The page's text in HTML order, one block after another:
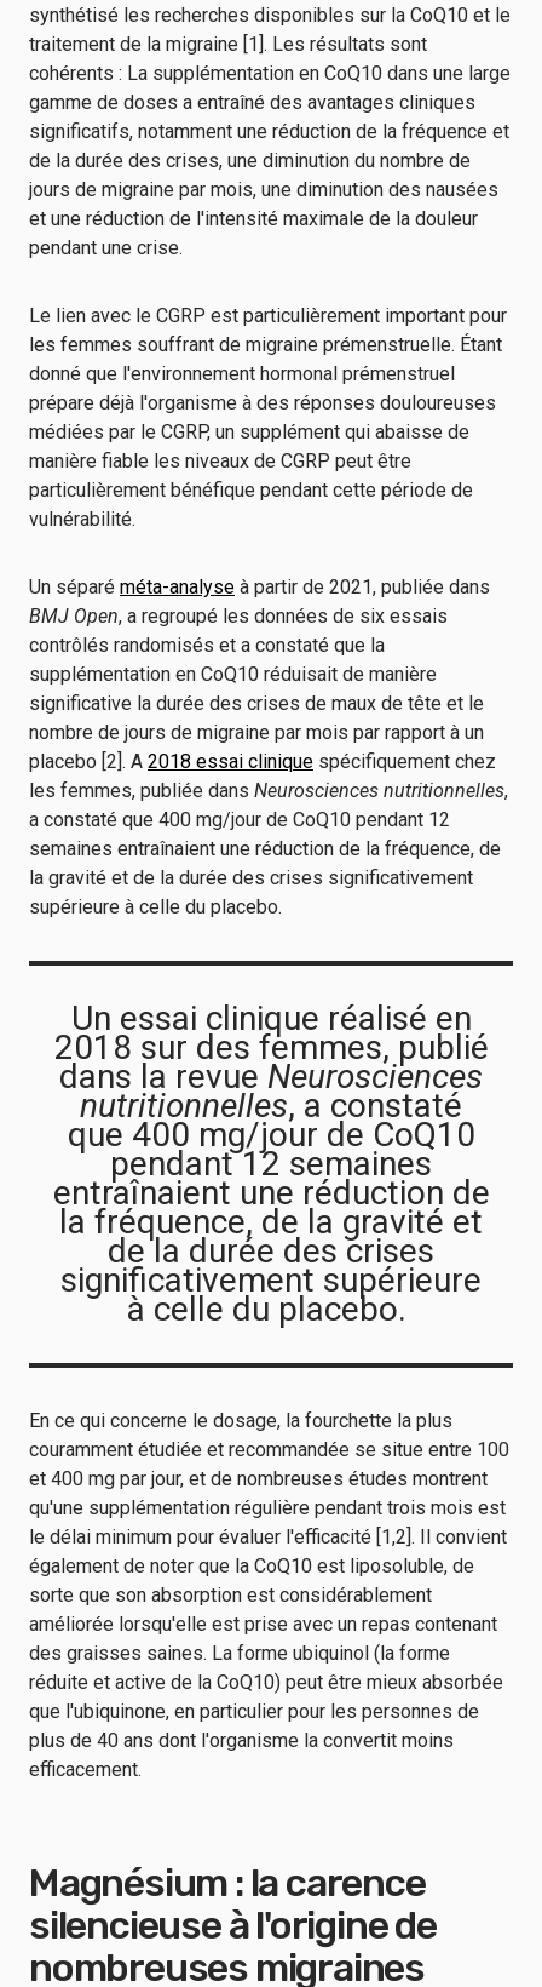
synthétisé les recherches disponibles sur la CoQ10 et le
traitement de la migraine [1]. Les résultats sont
cohérents : La supplémentation en CoQ10 dans une large
gamme de doses a entraîné des avantages cliniques
significatifs, notamment une réduction de la fréquence et
de la durée des crises, une diminution du nombre de
jours de migraine par mois, une diminution des nausées
et une réduction de l'intensité maximale de la douleur
pendant une crise.
Le lien avec le CGRP est particulièrement important pour
les femmes souffrant de migraine prémenstruelle. Étant
donné que l'environnement hormonal prémenstruel
prépare déjà l'organisme à des réponses douloureuses
médiées par le CGRP, un supplément qui abaisse de
manière fiable les niveaux de CGRP peut être
particulièrement bénéfique pendant cette période de
vulnérabilité.
Un séparé méta-analyse à partir de 2021, publiée dans
BMJ Open, a regroupé les données de six essais
contrôlés randomisés et a constaté que la
supplémentation en CoQ10 réduisait de manière
significative la durée des crises de maux de tête et le
nombre de jours de migraine par mois par rapport à un
placebo [2]. A 2018 essai clinique spécifiquement chez
les femmes, publiée dans Neurosciences nutritionnelles,
a constaté que 400 mg/jour de CoQ10 pendant 12
semaines entraînaient une réduction de la fréquence, de
la gravité et de la durée des crises significativement
supérieure à celle du placebo.
Un essai clinique réalisé en
2018 sur des femmes, publié
dans la revue Neurosciences
nutritionnelles, a constaté
que 400 mg/jour de CoQ10
pendant 12 semaines
entraînaient une réduction de
la fréquence, de la gravité et
de la durée des crises
significativement supérieure
à celle du placebo.
En ce qui concerne le dosage, la fourchette la plus
couramment étudiée et recommandée se situe entre 100
et 400 mg par jour, et de nombreuses études montrent
qu'une supplémentation régulière pendant trois mois est
le délai minimum pour évaluer l'efficacité [1,2]. Il convient
également de noter que la CoQ10 est liposoluble, de
sorte que son absorption est considérablement
améliorée lorsqu'elle est prise avec un repas contenant
des graisses saines. La forme ubiquinol (la forme
réduite et active de la CoQ10) peut être mieux absorbée
que l'ubiquinone, en particulier pour les personnes de
plus de 40 ans dont l'organisme la convertit moins
efficacement.
Magnésium : la carence
silencieuse à l'origine de
nombreuses migraines